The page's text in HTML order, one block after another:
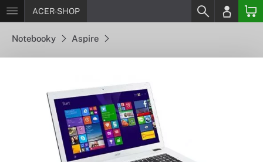
ACER-SHOP
Notebooky Aspire